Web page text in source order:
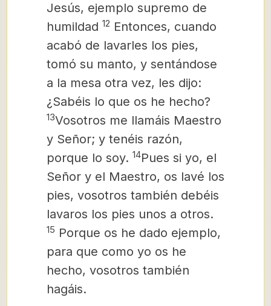
Jesús, ejemplo supremo de
humildad 12 Entonces, cuando
acabó de lavarles los pies,
tomó su manto, y sentándose
a la mesa otra vez, les dijo:
¿Sabéis lo que os he hecho?
13Vosotros me llamáis Maestro
y Señor; y tenéis razón,
porque lo soy. 14Pues si yo, el
Señor y el Maestro, os lavé los
pies, vosotros también debéis
lavaros los pies unos a otros.
15 Porque os he dado ejemplo,
para que como yo os he
hecho, vosotros también
hagáis.